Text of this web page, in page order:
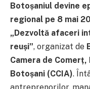
Botoșaniul devine
regional pe 8 mai
„Dezvoltă afaceri
reuși”, organizat de
Camera de
Botoșani (CCIA).
antreprenorilor,